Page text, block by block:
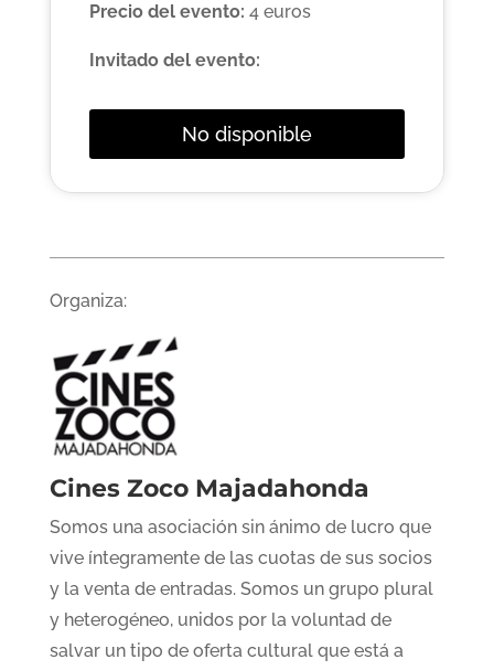
Precio del evento: 4 euros
Invitado del evento:
No disponible
Organiza:
Cines Zoco Majadahonda
Somos una asociación sin ánimo de lucro que
vive íntegramente de las cuotas de sus socios
y la venta de entradas. Somos un grupo plural
y heterogéneo, unidos por la voluntad de
salvar un tipo de oferta cultural que está a